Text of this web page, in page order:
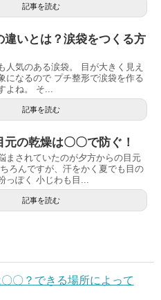
記事を読む
違いとは？涙袋をつくる方
人気のある涙袋。 目が大きく見え
になるので プチ整形で涙袋を作る
よね。 そ...
記事を読む
の乾燥は〇〇で防ぐ！
まされていたのが夕方からの目元
ろんですが、汗をかく夏でも目の
っぽく 小じわも目...
記事を読む
〇？できる場所によって